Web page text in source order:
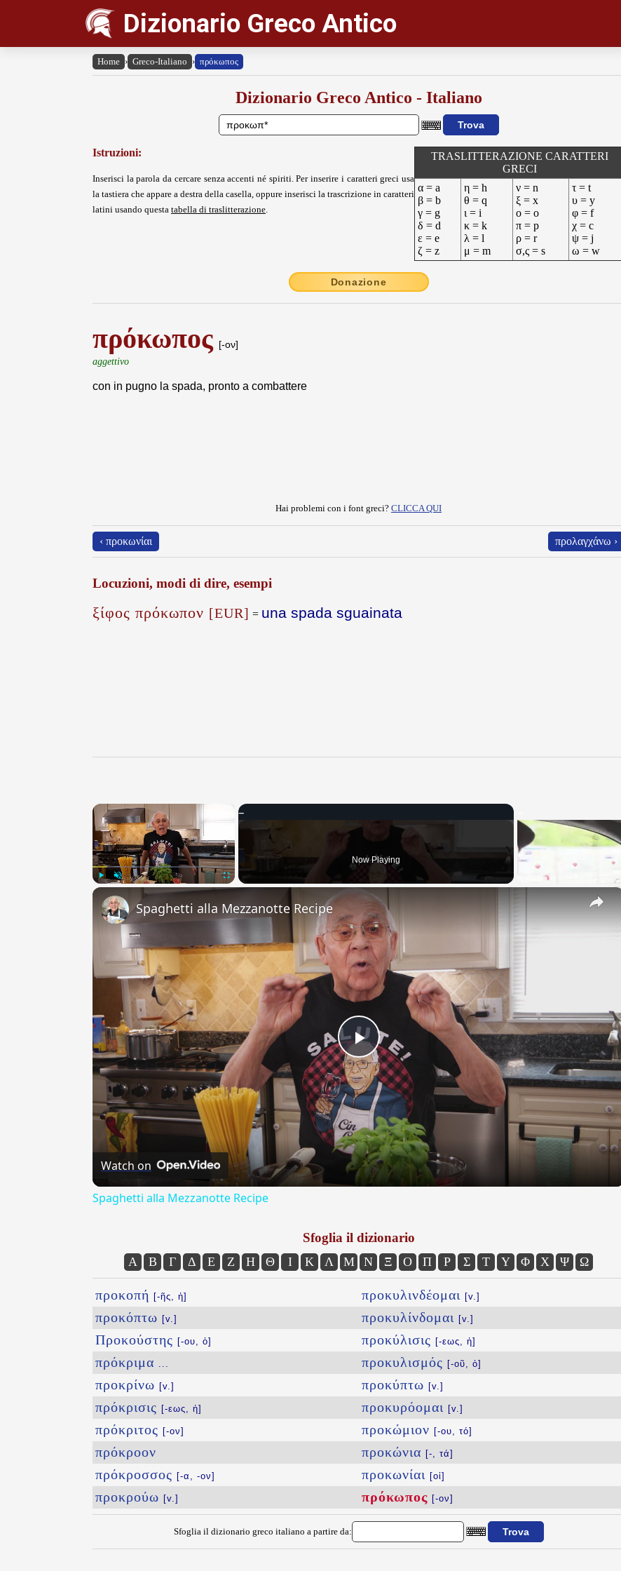
Dizionario Greco Antico
Home › Greco-Italiano › πρόκωπος
Dizionario Greco Antico - Italiano
Istruzioni:
Inserisci la parola da cercare senza accenti né spiriti. Per inserire i caratteri greci usa
la tastiera che appare a destra della casella, oppure inserisci la trascrizione in caratteri
latini usando questa tabella di traslitterazione.
TRASLITTERAZIONE CARATTERI
GRECI
α = a
β = b
γ = g
δ = d
ε = e
ζ = z
η = h
θ = q
ι = i
κ = k
λ = l
μ = m
ν = n
ξ = x
ο = o
π = p
ρ = r
σ,ς = s
τ = t
υ = y
φ = f
χ = c
ψ = j
ω = w
Donazione
πρόκωπος [-ον]
aggettivo
con in pugno la spada, pronto a combattere
Hai problemi con i font greci? CLICCA QUI
‹ προκωνίαι προλαγχάνω ›
Locuzioni, modi di dire, esempi
ξίφος πρόκωπον [EUR] = una spada sguainata
Fullscreen
Now Playing
×
Play
Video
Spaghetti alla Mezzanotte Recipe
Watch on
Spaghetti alla Mezzanotte Recipe
Sfoglia il dizionario
Α Β Γ Δ Ε Ζ Η Θ Ι Κ Λ Μ Ν Ξ Ο Π Ρ Σ Τ Υ Φ Χ Ψ Ω
προκοπή [-ῆς, ἡ]
προκόπτω [v.]
Προκούστης [-ου, ὁ]
πρόκριμα
προκρίνω [v.]
πρόκρισις [-εως, ἡ]
πρόκριτος [-ον]
πρόκροον
πρόκροσσος [-α, -ον]
προκρούω [v.]
προκυλινδέομαι [v.]
προκυλίνδομαι [v.]
προκύλισις [-εως, ἡ]
προκυλισμός [-οῦ, ὁ]
προκύπτω [v.]
προκυρόομαι [v.]
προκώμιον [-ου, τό]
προκώνια [-, τά]
προκωνίαι [οἱ]
πρόκωπος [-ον]
Sfoglia il dizionario greco italiano a partire da: